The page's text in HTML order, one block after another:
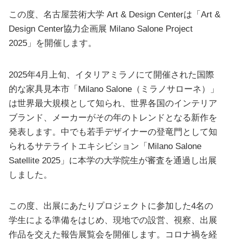
この度、名古屋芸術大学 Art & Design Centerは「Art &
Design Center協力企画展 Milano Salone Project
2025」を開催します。
2025年4月上旬、イタリアミラノにて開催された国際
的な家具見本市「Milano Salone（ミラノサローネ）」
は世界最大規模として知られ、世界各国のインテリア
ブランド、メーカーがその年のトレンドとなる新作を
発表します。中でも若手デザイナーの登竜門として知
られるサテライトエキシビション「Milano Salone
Satellite 2025」に本学の大学院生が審査を通過し出展
しました。
この度、出展にあたりプロジェクトに参加した4名の
学生による準備をはじめ、現地での設営、視察、出展
作品を交えた報告展覧会を開催します。コロナ禍を経